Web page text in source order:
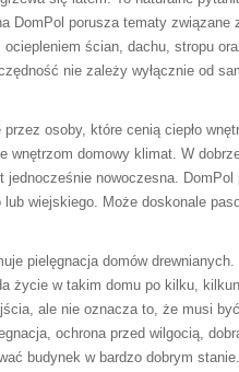
DomPol porusza tematy związane
ścian, dachu, stropu
nie zależy wyłącznie od
osoby, które cenią ciepło
wnętrzom domowy klimat. W
nowoczesna.
wiejskiego. Może doskonale
pielęgnacja domów
życie w takim domu po kilku,
ale nie oznacza to, że musi
ochrona przed wilgocią,
budynek w bardzo dobrym